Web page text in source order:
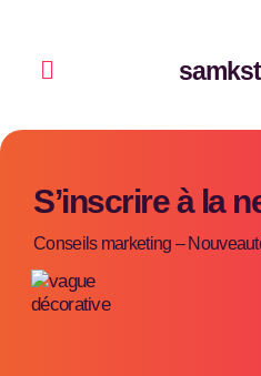
Menu
S’inscrire à la
Conseils marketing –